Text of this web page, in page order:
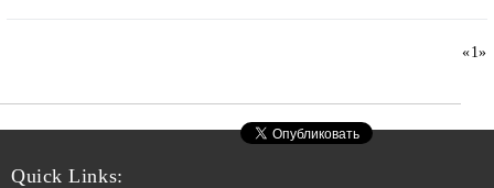
«1»
Quick Links: